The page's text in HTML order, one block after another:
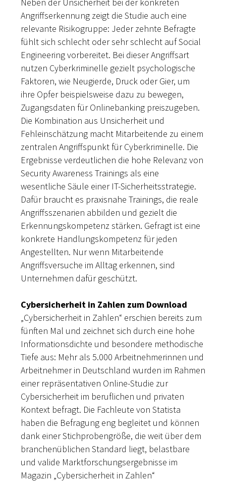
Angriffserkennung zeigt die Studie auch eine
relevante Risikogruppe: Jeder zehnte Befragte
fühlt sich schlecht oder sehr schlecht auf Social
Engineering vorbereitet. Bei dieser Angriffsart
nutzen Cyberkriminelle gezielt psychologische
Faktoren, wie Neugierde, Druck oder Gier, um
ihre Opfer beispielsweise dazu zu bewegen,
Zugangsdaten für Onlinebanking preiszugeben.
Die Kombination aus Unsicherheit und
Fehleinschätzung macht Mitarbeitende zu einem
zentralen Angriffspunkt für Cyberkriminelle. Die
Ergebnisse verdeutlichen die hohe Relevanz von
Security Awareness Trainings als eine
wesentliche Säule einer IT-Sicherheitsstrategie.
Dafür braucht es praxisnahe Trainings, die reale
Angriffsszenarien abbilden und gezielt die
Erkennungskompetenz stärken. Gefragt ist eine
konkrete Handlungskompetenz für jeden
Angestellten. Nur wenn Mitarbeitende
Angriffsversuche im Alltag erkennen, sind
Unternehmen dafür geschützt.
Cybersicherheit in Zahlen zum Download
„Cybersicherheit in Zahlen“ erschien bereits zum
fünften Mal und zeichnet sich durch eine hohe
Informationsdichte und besondere methodische
Tiefe aus: Mehr als 5.000 Arbeitnehmerinnen und
Arbeitnehmer in Deutschland wurden im Rahmen
einer repräsentativen Online-Studie zur
Cybersicherheit im beruflichen und privaten
Kontext befragt. Die Fachleute von Statista
haben die Befragung eng begleitet und können
dank einer Stichprobengröße, die weit über dem
branchenüblichen Standard liegt, belastbare
und valide Marktforschungsergebnisse im
Magazin „Cybersicherheit in Zahlen“